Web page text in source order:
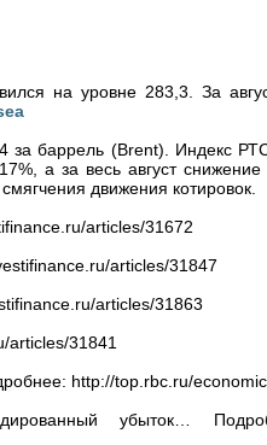
на уровне 283,3. За
баррель (Brent). Индекс
а за весь август
движения котировок.
articles/31672
articles/31847
articles/31863
articles/31841
http://top.rbc.ru/
убыток…